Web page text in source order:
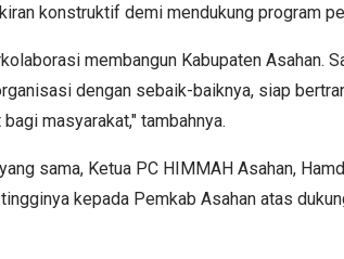
konstruktif demi mendukung program
membangun Kabupaten Asahan.
dengan sebaik-baiknya, siap
masyarakat," tambahnya.
sama, Ketua PC HIMMAH Asahan,
kepada Pemkab Asahan atas